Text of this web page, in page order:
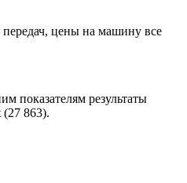
передач, цены на машину все
показателям результаты
863).